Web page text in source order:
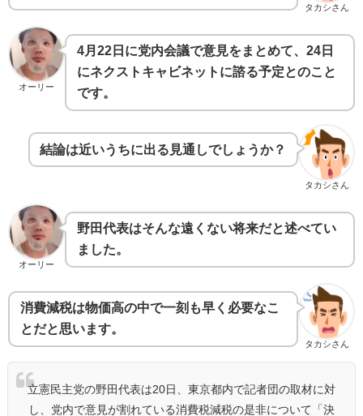
タカシさん
オーリー
4月22日に党内会議で意見をまとめて、24日
にネクストキャビネットに諮る予定とのこと
です。
タカシさん
結論は近いうちに出る見通しでしょうか？
オーリー
野田代表はそんな遠くない将来だと述べてい
ました。
タカシさん
消費減税は物価高の中で一刻も早く必要なこ
とだと思います。
立憲民主党の野田代表は20日、東京都内で記者団の取材に対
し、党内で意見が割れている消費税減税の是非について「決